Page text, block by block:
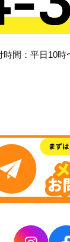
時間：平日10